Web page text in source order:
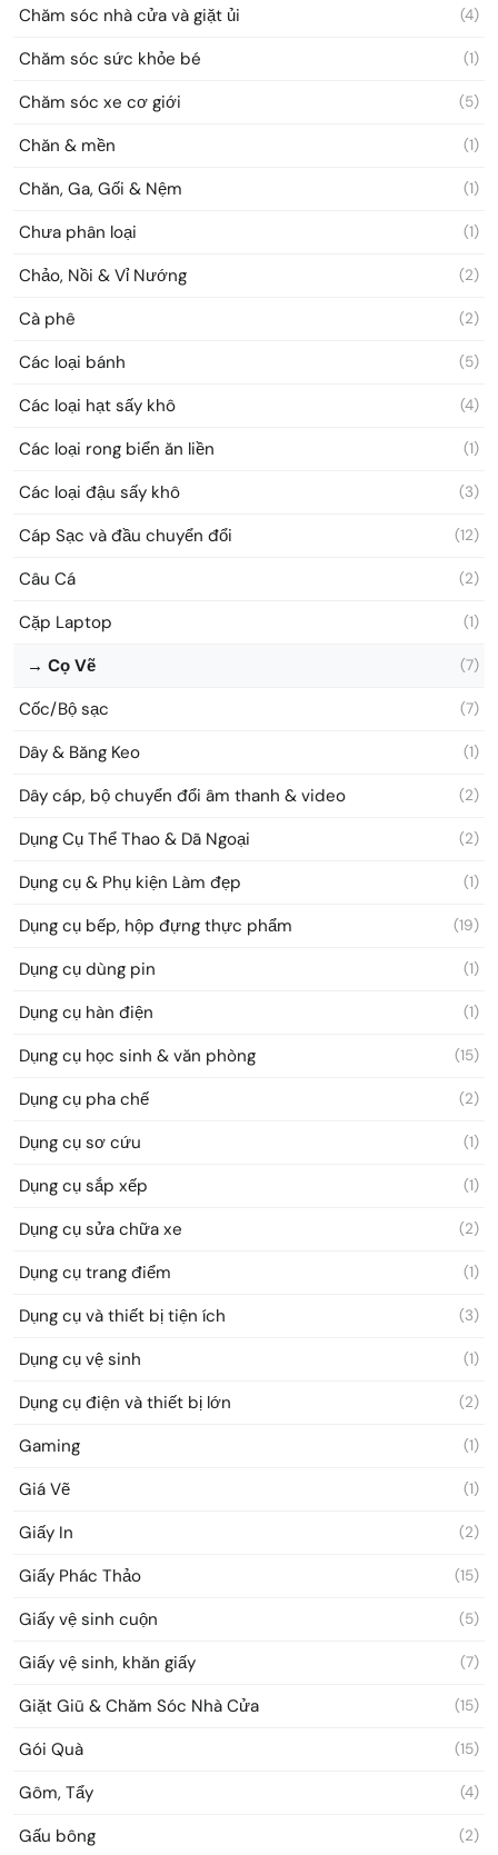
Chăm sóc nhà cửa và giặt ủi (4)
Chăm sóc sức khỏe bé (1)
Chăm sóc xe cơ giới (5)
Chăn & mền (1)
Chăn, Ga, Gối & Nệm (1)
Chưa phân loại (1)
Chảo, Nồi & Vỉ Nướng (2)
Cà phê (2)
Các loại bánh (5)
Các loại hạt sấy khô (4)
Các loại rong biển ăn liền (1)
Các loại đậu sấy khô (3)
Cáp Sạc và đầu chuyển đổi (12)
Câu Cá (2)
Cặp Laptop (1)
→ Cọ Vẽ (7)
Cốc/Bộ sạc (7)
Dây & Băng Keo (1)
Dây cáp, bộ chuyển đổi âm thanh & video (2)
Dụng Cụ Thể Thao & Dã Ngoại (2)
Dụng cụ & Phụ kiện Làm đẹp (1)
Dụng cụ bếp, hộp đựng thực phẩm (19)
Dụng cụ dùng pin (1)
Dụng cụ hàn điện (1)
Dụng cụ học sinh & văn phòng (15)
Dụng cụ pha chế (2)
Dụng cụ sơ cứu (1)
Dụng cụ sắp xếp (1)
Dụng cụ sửa chữa xe (2)
Dụng cụ trang điểm (1)
Dụng cụ và thiết bị tiện ích (3)
Dụng cụ vệ sinh (1)
Dụng cụ điện và thiết bị lớn (2)
Gaming (1)
Giá Vẽ (1)
Giấy In (2)
Giấy Phác Thảo (15)
Giấy vệ sinh cuộn (5)
Giấy vệ sinh, khăn giấy (7)
Giặt Giũ & Chăm Sóc Nhà Cửa (15)
Gói Quà (15)
Gôm, Tẩy (4)
Gấu bông (2)